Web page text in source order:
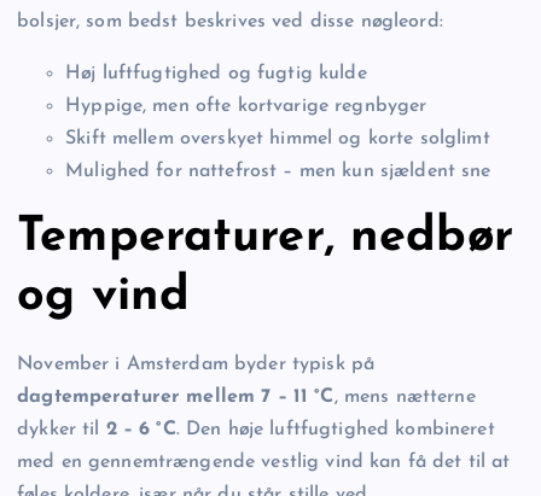
bolsjer, som bedst beskrives ved disse nøgleord:
Høj luftfugtighed og fugtig kulde
Hyppige, men ofte kortvarige regnbyger
Skift mellem overskyet himmel og korte solglimt
Mulighed for nattefrost – men kun sjældent sne
Temperaturer, nedbør
og vind
November i Amsterdam byder typisk på
dagtemperaturer mellem 7 – 11 °C, mens nætterne
dykker til 2 – 6 °C. Den høje luftfugtighed kombineret
med en gennemtrængende vestlig vind kan få det til at